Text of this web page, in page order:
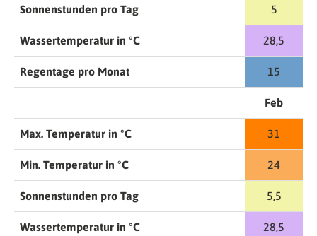
Sonnenstunden pro Tag 5
Wassertemperatur in °C 28,5
Regentage pro Monat 15
Feb
Max. Temperatur in °C 31
Min. Temperatur in °C 24
Sonnenstunden pro Tag 5,5
Wassertemperatur in °C 28,5